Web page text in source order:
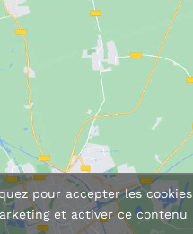
pour accepter les cookies
et activer ce contenu